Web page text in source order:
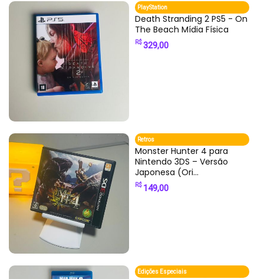
PlayStation
Death Stranding 2 PS5 - On
The Beach Mídia Física
R$329,00
Retros
Monster Hunter 4 para
Nintendo 3DS – Versão
Japonesa (Ori...
R$ 149,00
Edições Especiais